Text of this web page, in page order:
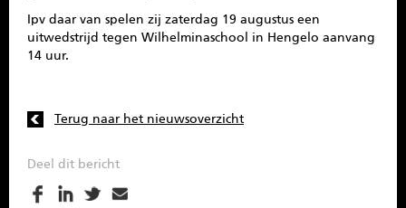
Ipv daar van spelen zij zaterdag 19 augustus een
uitwedstrijd tegen Wilhelminaschool in Hengelo aanvang
14 uur.
Terug naar het nieuwsoverzicht
Deel dit bericht